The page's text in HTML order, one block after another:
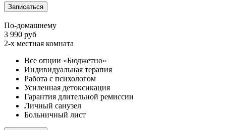
Записаться
По-домашнему
3 990 руб
2-х местная комната
Все опции «Бюджетно»
Индивидуальная терапия
Работа с психологом
Усиленная детоксикация
Гарантия длительной ремиссии
Личный санузел
Больничный лист